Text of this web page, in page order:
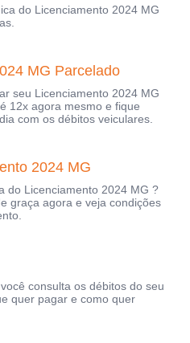
do Licenciamento 2024 MG
MG Parcelado
seu Licenciamento 2024 MG
12x agora mesmo e fique
com os débitos veiculares.
2024 MG
do Licenciamento 2024 MG ?
graça agora e veja condições
consulta os débitos do seu
quer pagar e como quer